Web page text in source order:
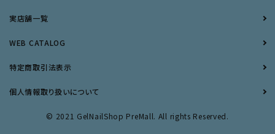
実店舗一覧
WEB CATALOG
特定商取引法表示
個人情報取り扱いについて
© 2021 GelNailShop PreMall. All rights Reserved.